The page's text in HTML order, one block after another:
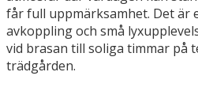
får full uppmärksamhet. Det är
avkoppling och små
vid brasan till soliga timmar på
trädgården.